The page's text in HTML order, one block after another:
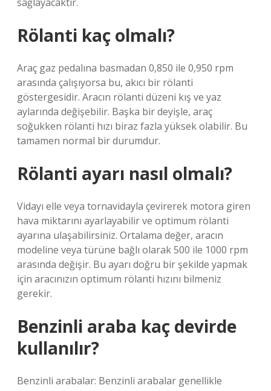
Rölanti kaç olmalı?
Araç gaz pedalına basmadan 0,850 ile 0,950 rpm
arasında çalışıyorsa bu, akıcı bir rölanti
göstergesidir. Aracın rölanti düzeni kış ve yaz
aylarında değişebilir. Başka bir deyişle, araç
soğukken rölanti hızı biraz fazla yüksek olabilir. Bu
tamamen normal bir durumdur.
Rölanti ayarı nasıl olmalı?
Vidayı elle veya tornavidayla çevirerek motora giren
hava miktarını ayarlayabilir ve optimum rölanti
ayarına ulaşabilirsiniz. Ortalama değer, aracın
modeline veya türüne bağlı olarak 500 ile 1000 rpm
arasında değişir. Bu ayarı doğru bir şekilde yapmak
için aracınızın optimum rölanti hızını bilmeniz
gerekir.
Benzinli araba kaç devirde
kullanılır?
Benzinli arabalar: Benzinli arabalar genellikle